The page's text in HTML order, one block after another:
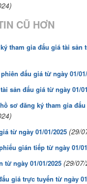
CŨ HƠN
tham gia đấu giá tài sản
đấu giá từ ngày 01/
sản đấu giá từ ngày 01/
sơ đăng ký tham gia
từ ngày 01/01/2025 (29/
gián tiếp từ ngày 01/
từ ngày 01/01/2025 (29/
giá trực tuyến từ ngày